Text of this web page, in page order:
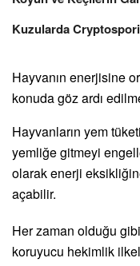
Kuzularda
Hayvanın enerjisine
konuda göz ardı
Hayvanların yem
yemliğe gitmeyi
olarak enerji
açabilir.
Her zaman olduğu
koruyucu hekimlik